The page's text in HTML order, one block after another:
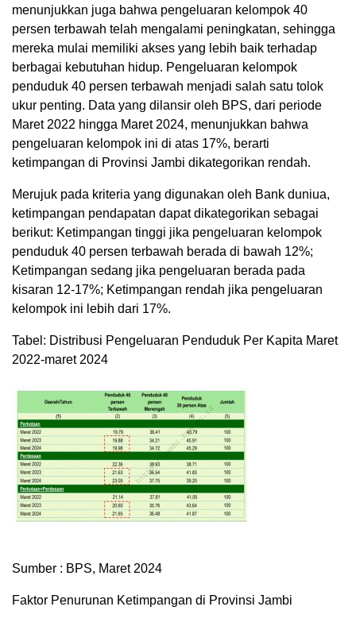
menunjukkan juga bahwa pengeluaran kelompok 40
persen terbawah telah mengalami peningkatan, sehingga
mereka mulai memiliki akses yang lebih baik terhadap
berbagai kebutuhan hidup. Pengeluaran kelompok
penduduk 40 persen terbawah menjadi salah satu tolok
ukur penting. Data yang dilansir oleh BPS, dari periode
Maret 2022 hingga Maret 2024, menunjukkan bahwa
pengeluaran kelompok ini di atas 17%, berarti
ketimpangan di Provinsi Jambi dikategorikan rendah.
Merujuk pada kriteria yang digunakan oleh Bank duniua,
ketimpangan pendapatan dapat dikategorikan sebagai
berikut: Ketimpangan tinggi jika pengeluaran kelompok
penduduk 40 persen terbawah berada di bawah 12%;
Ketimpangan sedang jika pengeluaran berada pada
kisaran 12-17%; Ketimpangan rendah jika pengeluaran
kelompok ini lebih dari 17%.
Tabel: Distribusi Pengeluaran Penduduk Per Kapita Maret
2022-maret 2024
Sumber : BPS, Maret 2024
Faktor Penurunan Ketimpangan di Provinsi Jambi